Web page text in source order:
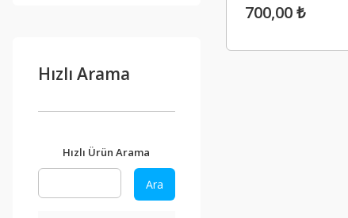
Hızlı Arama
Hızlı Ürün Arama
Ara
700,00 ₺